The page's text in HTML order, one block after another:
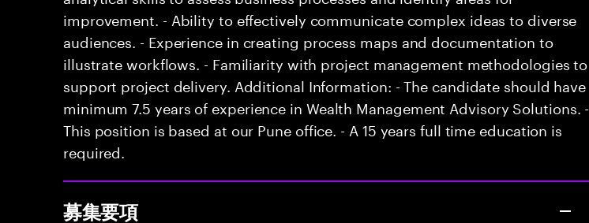
improvement. - Ability to effectively communicate complex ideas to diverse
audiences. - Experience in creating process maps and documentation to
illustrate workflows. - Familiarity with project management methodologies to
support project delivery. Additional Information: - The candidate should have
minimum 7.5 years of experience in Wealth Management Advisory Solutions. -
This position is based at our Pune office. - A 15 years full time education is
required.
募集要項